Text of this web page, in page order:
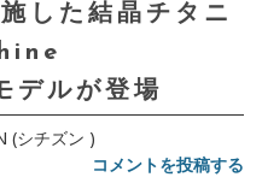
した結晶チタニ
ルが登場
(シチズン )
コメントを投稿する